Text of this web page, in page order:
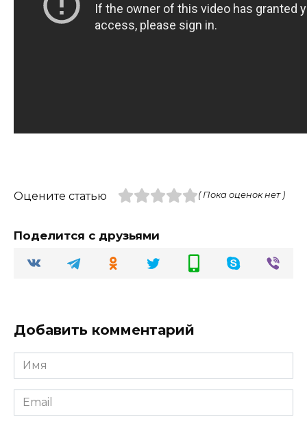
Оцените статью ( Пока оценок нет )
Поделится с друзьями
Добавить комментарий
Имя
Email